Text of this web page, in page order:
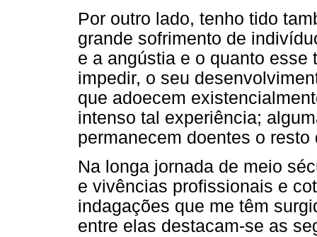
Por outro lado, tenho tido
grande sofrimento de
e a angústia e o quanto
impedir, o seu
que adoecem
intenso tal experiência;
permanecem doentes o
Na longa jornada de meio
e vivências profissionais e
indagações que me têm
entre elas destacam-se as